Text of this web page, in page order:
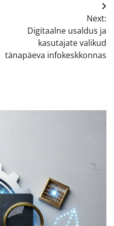
Next:
Digitaalne usaldus ja
kasutajate valikud
tänapäeva infokeskkonnas